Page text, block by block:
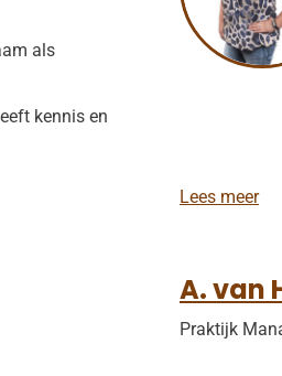
als
kennis en
Lees meerA
V
r
i
e
A. van
Praktijk